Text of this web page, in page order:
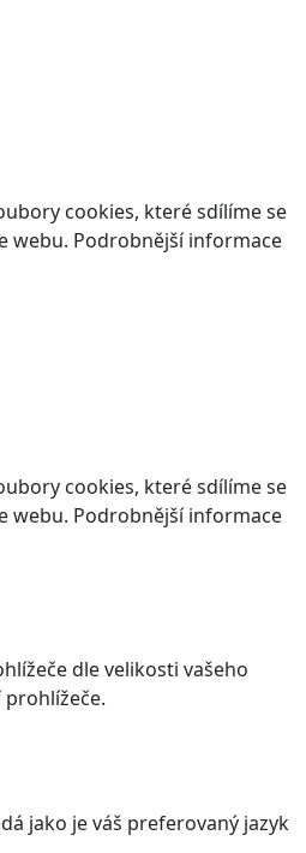
cookies, které sdílíme se
webu. Podrobnější informace
cookies, které sdílíme se
webu. Podrobnější informace
dle velikosti vašeho
jako je váš preferovaný jazyk